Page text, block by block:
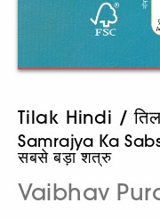
Tilak Hindi /
Samrajya Ka
सबसे बड़ा शत्रु
Vaibhav